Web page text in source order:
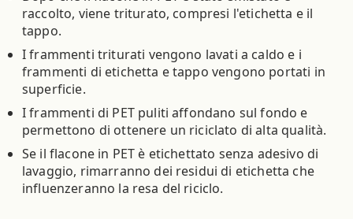
raccolto, viene triturato, compresi l'etichetta e il
tappo.
I frammenti triturati vengono lavati a caldo e i
frammenti di etichetta e tappo vengono portati in
superficie.
I frammenti di PET puliti affondano sul fondo e
permettono di ottenere un riciclato di alta qualità.
Se il flacone in PET è etichettato senza adesivo di
lavaggio, rimarranno dei residui di etichetta che
influenzeranno la resa del riciclo.